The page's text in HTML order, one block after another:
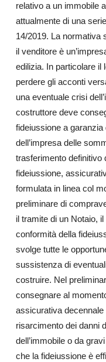
relativo a un immobile
attualmente di una
14/2019. La normativa
il venditore è
edilizia. In particolare il
perdere gli acconti
una eventuale crisi
costruttore deve
fideiussione a
dell’impresa delle
trasferimento definitivo
fideiussione,
formulata in linea col
preliminare di
il tramite di un Notaio,
conformità della
svolge tutte le
sussistenza di
costruire. Nel
consegnare al
assicurativa
risarcimento dei danni
dell’immobile o da
che la fideiussione è